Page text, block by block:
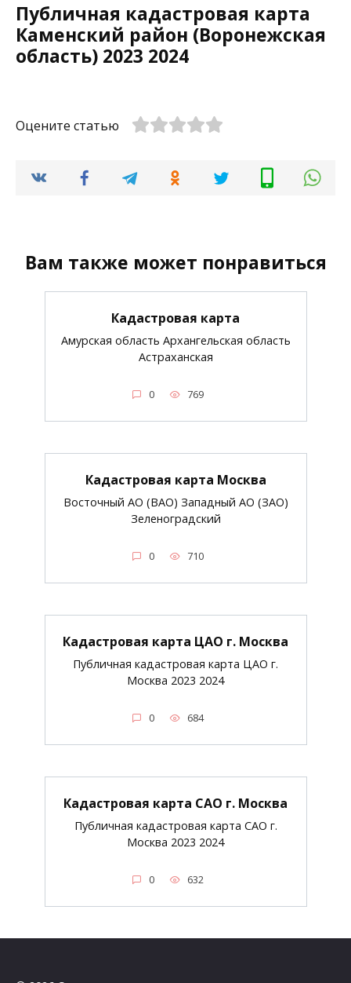
Публичная кадастровая карта
Каменский район (Воронежская
область) 2023 2024
Оцените статью
Вам также может понравиться
Кадастровая карта
Амурская область Архангельская область
Астраханская
0 769
Кадастровая карта Москва
Восточный АО (ВАО) Западный АО (ЗАО)
Зеленоградский
0 710
Кадастровая карта ЦАО г. Москва
Публичная кадастровая карта ЦАО г.
Москва 2023 2024
0 684
Кадастровая карта САО г. Москва
Публичная кадастровая карта САО г.
Москва 2023 2024
0 632